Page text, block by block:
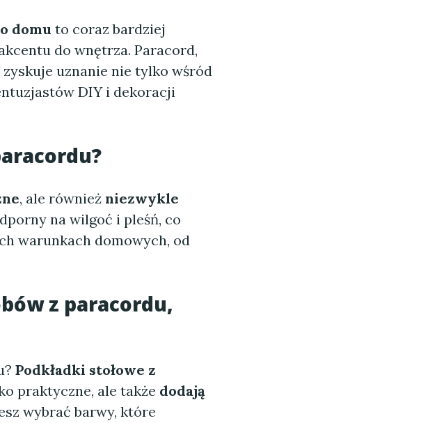
domu to coraz bardziej
do wnętrza. Paracord,
uznanie nie tylko wśród
DIY i dekoracji
, ale również niezwykle
na wilgoć i pleśń, co
warunkach domowych, od
z paracordu,
Podkładki stołowe z
praktyczne, ale także dodają
wybrać barwy, które